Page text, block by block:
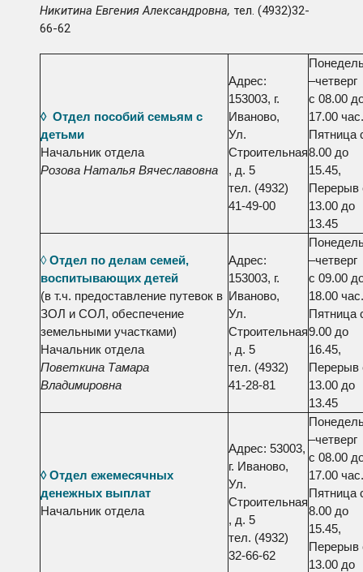
Никитина Евгения Александровна, тел. (4932)32-
66-62
◊ Отдел пособий семьям с
детьми
Начальник отдела
Розова Наталья Вячеславовна
Адрес:
153003, г.
Иваново,
Ул.
Строительная
, д. 5
тел. (4932)
41-49-00
–четверг
с 08.00
17.00
Пятница
8.00 до
15.45,
Перерыв
13.00 до
13.45
◊Отдел по делам семей,
воспитывающих детей
(в т.ч. предоставление путевок в
ЗОЛ и СОЛ, обеспечение
земельными участками)
Начальник отдела
Поветкина Тамара
Владимировна
Адрес:
153003, г.
Иваново,
Ул.
Строительная
, д. 5
тел. (4932)
41-28-81
–четверг
с 09.00
18.00
Пятница
9.00 до
16.45,
Перерыв
13.00 до
13.45
◊ Отдел ежемесячных
денежных выплат
Начальник отдела
Адрес: 53003,
г. Иваново,
Ул.
Строительная
, д. 5
тел. (4932)
32-66-62
–четверг
с 08.00
17.00
Пятница
8.00 до
15.45,
Перерыв
13.00 до